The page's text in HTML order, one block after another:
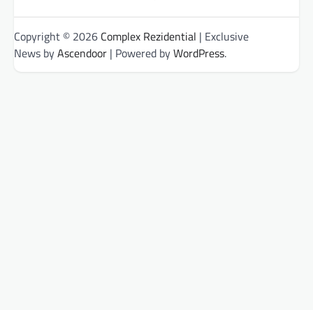
Copyright © 2026 Complex Rezidential | Exclusive
News byAscendoor | Powered byWordPress.